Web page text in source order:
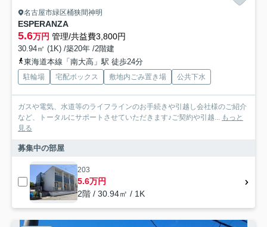
名古屋市緑区桶狭間神明
ESPERANZA
5.6万円 管理/共益費3,800円
30.94㎡ (1K) /築20年 /2階建
東海道本線「南大高」駅 徒歩24分
駐輪場 宅配ボックス 敷地内ごみ置き場 公共下水
ガスや電気、水道等のライフラインのお手続きや引越し会社様のご紹介
など、トータルにサポートさせていただきます♪ご契約や引越...
もっと
見る
募集中の部屋
203
5.6万円
2階 / 30.94㎡ / 1K